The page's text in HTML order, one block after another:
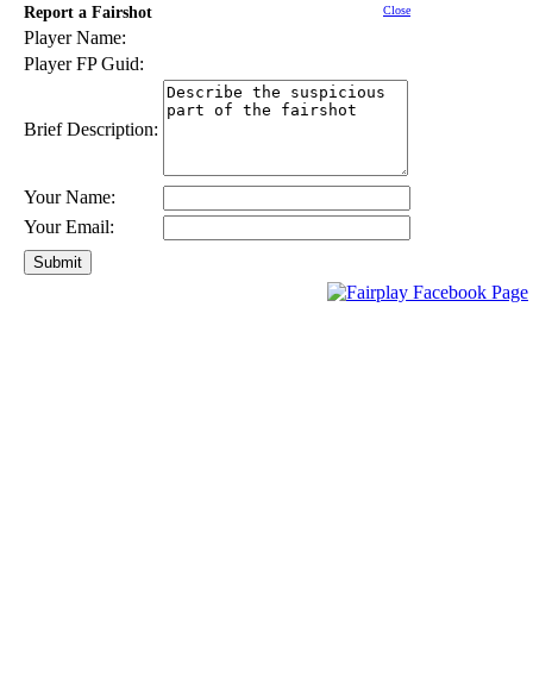
Report a Fairshot Close
Player Name:
Player FP Guid:
Brief Description:
Your Name:
Your Email: